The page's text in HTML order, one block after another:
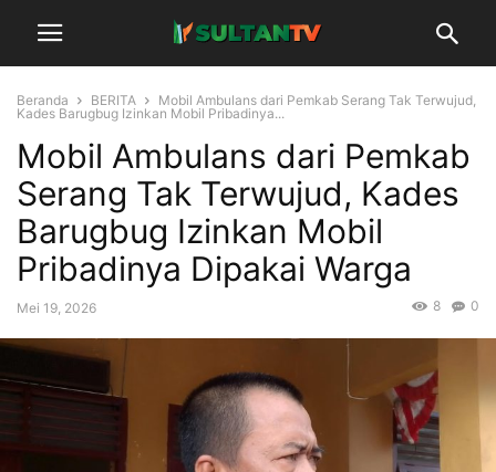
Beranda BERITA
Mobil Ambulans dari Pemkab Serang Tak Terwujud,
Kades Barugbug Izinkan Mobil Pribadinya...
Mobil Ambulans dari Pemkab
Serang Tak Terwujud, Kades
Barugbug Izinkan Mobil
Pribadinya Dipakai Warga
Mei 19, 2026 0
8